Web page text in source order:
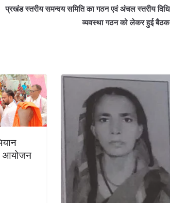
प्रखंड स्तरीय समन्वय समिति का गठन एवं अंचल स्तरीय विधि
व्यवस्था गठन को लेकर हुई बैठक
आयोजन